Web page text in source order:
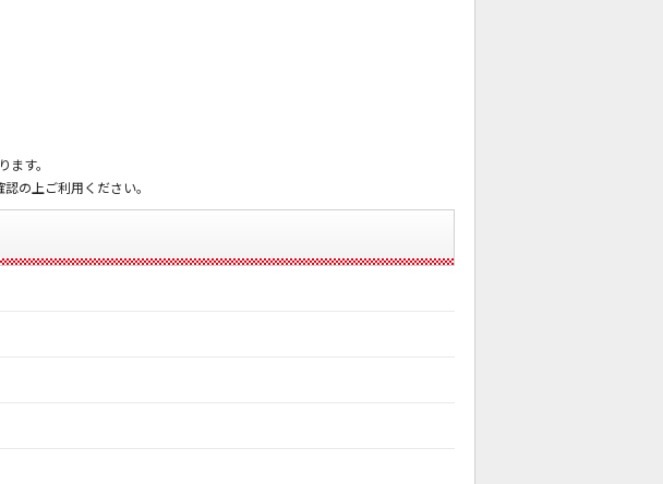
す。
の上ご利用ください。